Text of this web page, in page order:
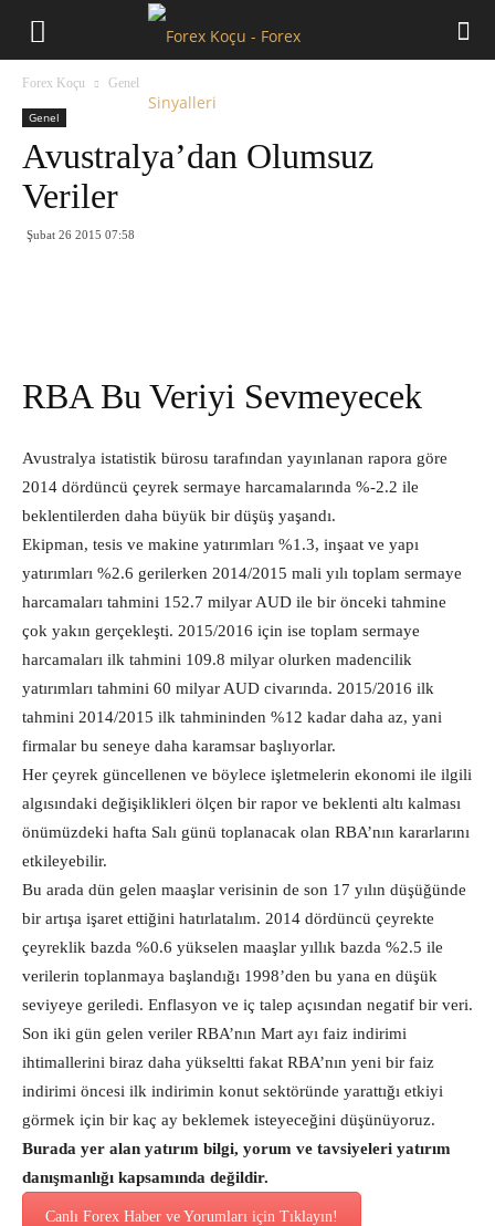
Forex Koçu Genel
Genel
Avustralya’dan Olumsuz
Veriler
Şubat 26 2015 07:58
RBA Bu Veriyi Sevmeyecek
Avustralya istatistik bürosu tarafından yayınlanan rapora göre
2014 dördüncü çeyrek sermaye harcamalarında %-2.2 ile
beklentilerden daha büyük bir düşüş yaşandı.
Ekipman, tesis ve makine yatırımları %1.3, inşaat ve yapı
yatırımları %2.6 gerilerken 2014/2015 mali yılı toplam sermaye
harcamaları tahmini 152.7 milyar AUD ile bir önceki tahmine
çok yakın gerçekleşti. 2015/2016 için ise toplam sermaye
harcamaları ilk tahmini 109.8 milyar olurken madencilik
yatırımları tahmini 60 milyar AUD civarında. 2015/2016 ilk
tahmini 2014/2015 ilk tahmininden %12 kadar daha az, yani
firmalar bu seneye daha karamsar başlıyorlar.
Her çeyrek güncellenen ve böylece işletmelerin ekonomi ile ilgili
algısındaki değişiklikleri ölçen bir rapor ve beklenti altı kalması
önümüzdeki hafta Salı günü toplanacak olan RBA’nın kararlarını
etkileyebilir.
Bu arada dün gelen maaşlar verisinin de son 17 yılın düşüğünde
bir artışa işaret ettiğini hatırlatalım. 2014 dördüncü çeyrekte
çeyreklik bazda %0.6 yükselen maaşlar yıllık bazda %2.5 ile
verilerin toplanmaya başlandığı 1998’den bu yana en düşük
seviyeye geriledi. Enflasyon ve iç talep açısından negatif bir veri.
Son iki gün gelen veriler RBA’nın Mart ayı faiz indirimi
ihtimallerini biraz daha yükseltti fakat RBA’nın yeni bir faiz
indirimi öncesi ilk indirimin konut sektöründe yarattığı etkiyi
görmek için bir kaç ay beklemek isteyeceğini düşünüyoruz.
Burada yer alan yatırım bilgi, yorum ve tavsiyeleri yatırım
danışmanlığı kapsamında değildir.
Canlı Forex Haber ve Yorumları için Tıklayın!